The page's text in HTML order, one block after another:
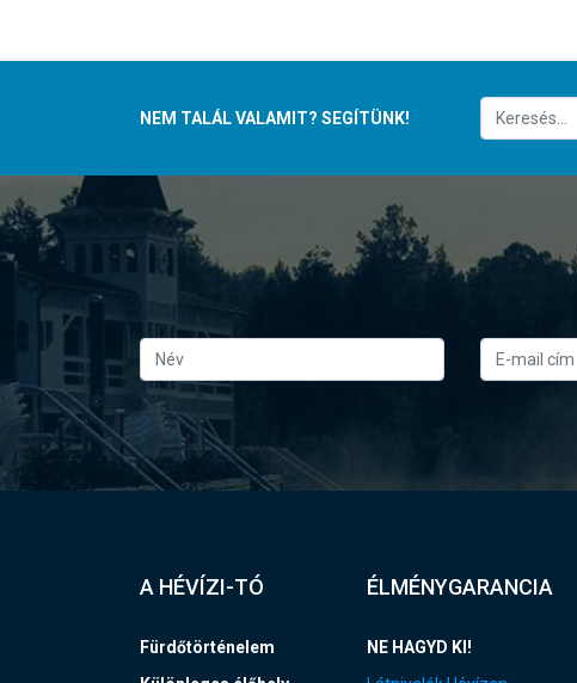
NEM TALÁL VALAMIT? SEGÍTÜNK!
A HÉVÍZI-TÓ
Fürdőtörténelem
ÉLMÉNYGARANCIA
NE HAGYD KI!